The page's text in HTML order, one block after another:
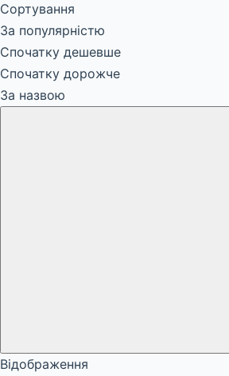
Сортування
За популярністю
Спочатку дешевше
Спочатку дорожче
За назвою
Відображення